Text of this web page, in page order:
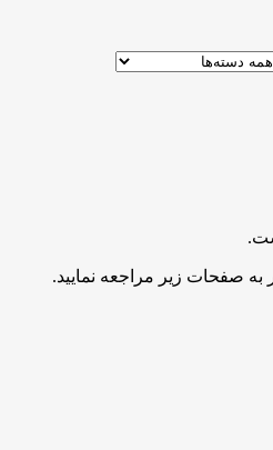
صفحات زیر مراجعه نمایید.